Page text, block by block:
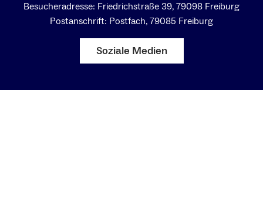
Besucheradresse: Friedrichstraße 39, 79098 Freiburg
Postanschrift: Postfach, 79085 Freiburg
Soziale Medien